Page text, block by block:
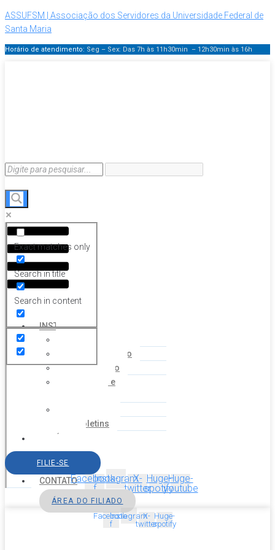
ASSUFSM | Associação dos Servidores da Universidade Federal de
Santa Maria
Horário de atendimento: Seg – Sex: Das 7h às 11h30min – 12h30min às 16h
Exact matches only
Search in title
Search in content
Menu
INSTITUCIONAL
Coordenação
Financeiro
Estatuto e
Boletins
SERVIÇOS
AGENDA
CONTATO
FILIE-SE
Facebook-
f
InstagramX-
twitter
Huge-
spotify
Huge-
youtube
ÁREA DO FILIADO
Facebook-
f
InstagramX-
twitter
Huge-
spotify